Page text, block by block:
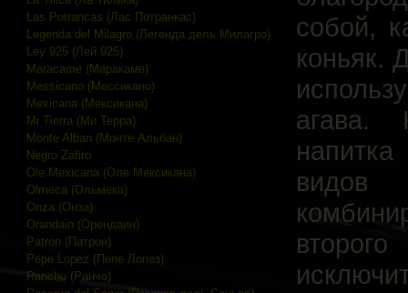
Las Potrancas (Лас Потранкас)
Legenda del Milagro (Легенда дель Милагро)
Ley 925 (Лей 925)
Maracame (Маракаме)
Messicano (Мессикано)
Mexicana (Мексикана)
Mi Tierra (Ми Терра)
Monte Alban (Монте Альбан)
Negro Zafiro
Ole Mexicana (Оле Мексикана)
Olmeca (Ольмека)
Onza (Онза)
Orandain (Орендаин)
Patron (Патрон)
Pepe Lopez (Пепе Лопез)
Rancho (Ранчо)
собой,
коньяк.
агава.
видов